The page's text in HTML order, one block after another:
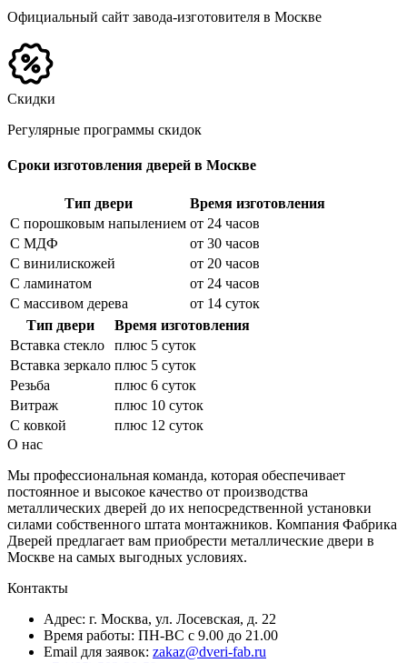
Официальный сайт завода-изготовителя в Москве
Скидки
Регулярные программы скидок
Сроки изготовления дверей в Москве
Тип двери
Время изготовления
С порошковым напылением от 24 часов
С МДФ
от 30 часов
С винилискожей
от 20 часов
С ламинатом
от 24 часов
С массивом дерева
от 14 суток
Тип двери
Время изготовления
Вставка стекло
плюс 5 суток
Вставка зеркало плюс 5 суток
Резьба
плюс 6 суток
Витраж
плюс 10 суток
С ковкой
плюс 12 суток
О нас
Мы профессиональная команда, которая обеспечивает
постоянное и высокое качество от производства
металлических дверей до их непосредственной установки
силами собственного штата монтажников. Компания Фабрика
Дверей предлагает вам приобрести металлические двери в
Москве на самых выгодных условиях.
Контакты
Адрес: г. Москва, ул. Лосевская, д. 22
Время работы: ПН-ВС с 9.00 до 21.00
Email для заявок: zakaz@dveri-fab.ru